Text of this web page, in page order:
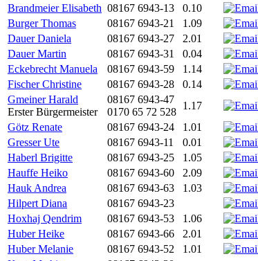
Brandmeier Elisabeth 08167 6943-13 0.10
Burger Thomas
08167 6943-21 1.09
Dauer Daniela
08167 6943-27 2.01
Dauer Martin
08167 6943-31 0.04
Eckebrecht Manuela
08167 6943-59 1.14
Fischer Christine
08167 6943-28 0.14
Gmeiner Harald
Erster Bürgermeister
08167 6943-47
0170 65 72 528
1.17
Götz Renate
08167 6943-24 1.01
Gresser Ute
08167 6943-11 0.01
Haberl Brigitte
08167 6943-25 1.05
Hauffe Heiko
08167 6943-60 2.09
Hauk Andrea
08167 6943-63 1.03
Hilpert Diana
08167 6943-23
Hoxhaj Qendrim
08167 6943-53 1.06
Huber Heike
08167 6943-66 2.01
Huber Melanie
08167 6943-52 1.01